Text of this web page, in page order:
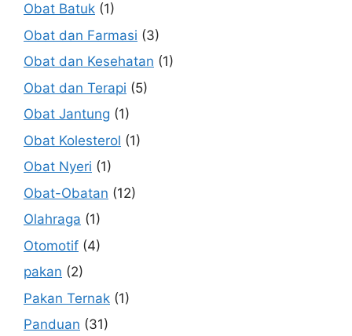
Obat Batuk (1)
Obat dan Farmasi (3)
Obat dan Kesehatan (1)
Obat dan Terapi (5)
Obat Jantung (1)
Obat Kolesterol (1)
Obat Nyeri (1)
Obat-Obatan (12)
Olahraga (1)
Otomotif (4)
pakan (2)
Pakan Ternak (1)
Panduan (31)